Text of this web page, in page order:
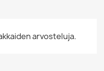
arvosteluja.